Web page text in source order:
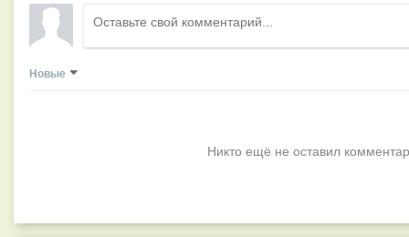
Новые
Никто ещё не оставил